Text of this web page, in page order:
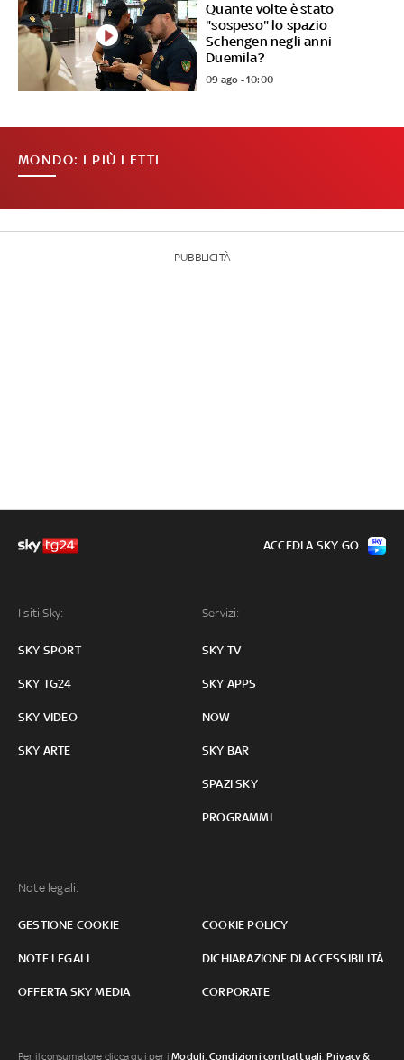
Quante volte è stato
"sospeso" lo spazio
Schengen negli anni
Duemila?
09 ago - 10:00
MONDO: I PIÙ LETTI
PUBBLICITÀ
I siti Sky:
SKY SPORT
SKY TG24
SKY VIDEO
SKY ARTE
Servizi:
SKY TV
SKY APPS
NOW
SKY BAR
SPAZI SKY
PROGRAMMI
Note legali:
GESTIONE COOKIE COOKIE POLICY
NOTE LEGALI DICHIARAZIONE DI ACCESSIBILITÀ
OFFERTA SKY MEDIA CORPORATE
ACCEDI A SKY GO
Per il consumatore clicca qui per iModuli, Condizioni contrattuali, Privacy &